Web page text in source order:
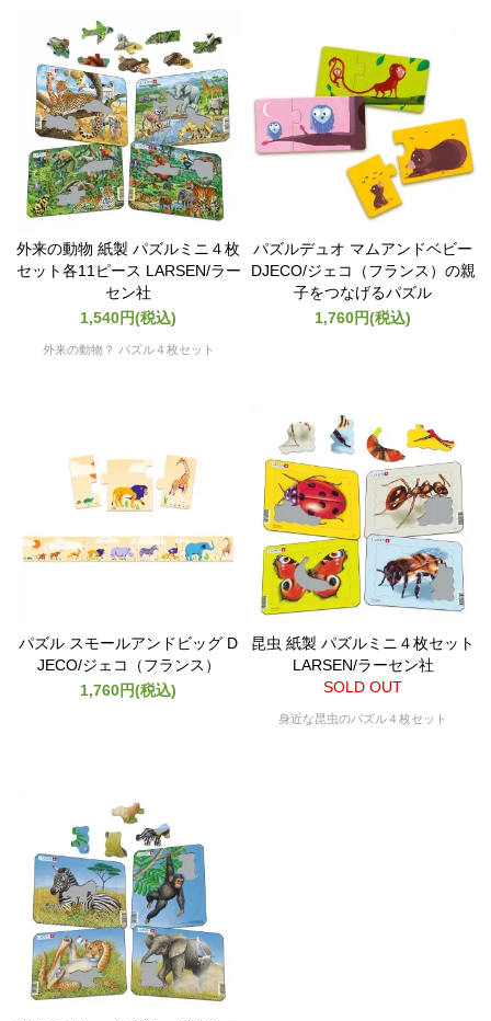
外来の動物 紙製 パズルミニ４枚
セット各11ピース LARSEN/ラー
セン社
1,540円(税込)
外来の動物？ パズル４枚セット
パズルデュオ マムアンドベビー
DJECO/ジェコ（フランス）の親
子をつなげるパズル
1,760円(税込)
パズル スモールアンドビッグ D
JECO/ジェコ（フランス）
1,760円(税込)
昆虫 紙製 パズルミニ４枚セット
LARSEN/ラーセン社
SOLD OUT
身近な昆虫のパズル４枚セット